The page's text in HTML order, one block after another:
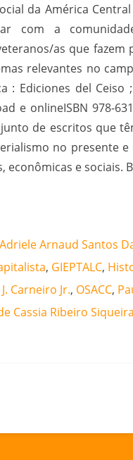
da América Central
com a
as que fazem
relevantes no
: Ediciones del Ceiso ;
e onlineISBN 978-
de escritos que
no presente e
e sociais.
Adriele Arnaud Santos
, GIEPTALC,
Carneiro Jr., OSACC,
Cassia Ribeiro Siqueira